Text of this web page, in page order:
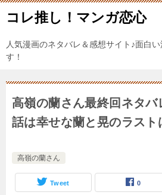
コレ推し！マンガ恋心
人気漫画のネタバレ＆感想サイト♪面白
す！
高嶺の蘭さん最終回ネタ
話は幸せな蘭と晃のラスト
高嶺の蘭さん
Tweet 0